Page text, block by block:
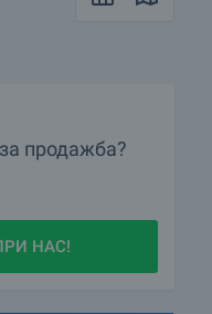
продажба?
НАС!